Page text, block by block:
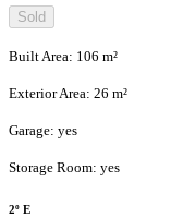
Sold
Built Area: 106 m²
Exterior Area: 26 m²
Garage: yes
Storage Room: yes
2º E